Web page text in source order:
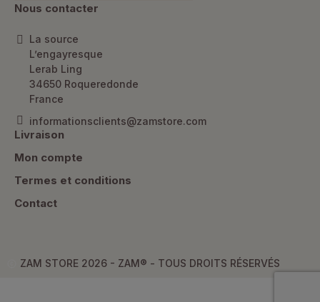
Nous contacter
La source
L’engayresque
Lerab Ling
34650 Roqueredonde
France
informationsclients@zamstore.com
Livraison
Mon compte
Termes et conditions
Contact
ZAM STORE 2026 - ZAM® - TOUS DROITS RÉSERVÉS